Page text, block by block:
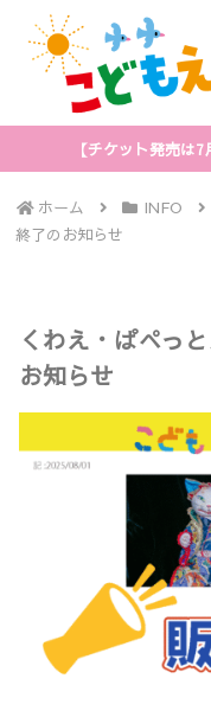
【チケット発売は
ホーム INFO
終了のお知らせ
くわえ・ぱぺっ
お知らせ